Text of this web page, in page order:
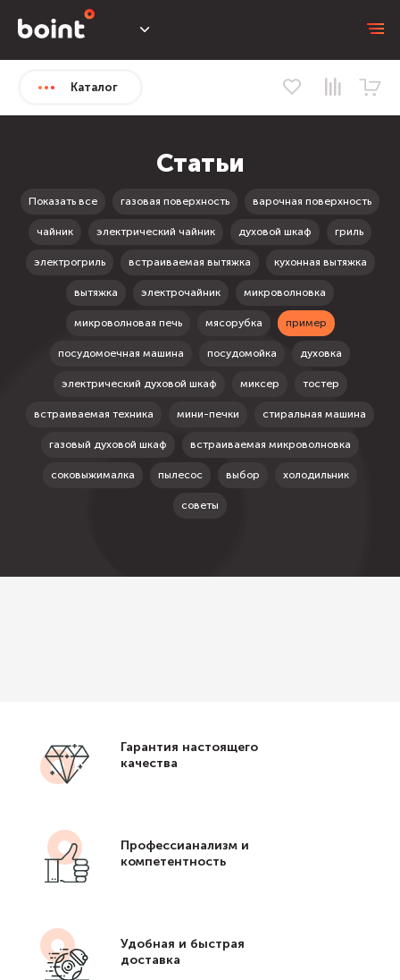
Каталог
Статьи
Показать все газовая поверхность варочная поверхность
чайник электрический чайник духовой шкаф гриль
электрогриль встраиваемая вытяжка кухонная вытяжка
вытяжка электрочайник микроволновка
микроволновая печь мясорубка пример
посудомоечная машина посудомойка духовка
электрический духовой шкаф миксер тостер
встраиваемая техника мини-печки стиральная машина
газовый духовой шкаф встраиваемая микроволновка
соковыжималка пылесос выбор холодильник
советы
Гарантия настоящего
качества
Профессианализм и
компетентность
Удобная и быстрая
доставка